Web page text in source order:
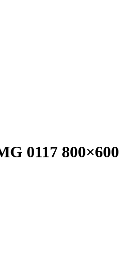
0117 800×600